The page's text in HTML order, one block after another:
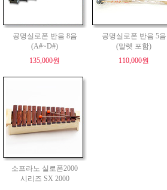
공명실로폰 반음 8음
(A#~D#)
135,000원
공명실로폰 반음 5음
(말렛 포함)
110,000원
소프라노 실로폰2000
시리즈 SX 2000